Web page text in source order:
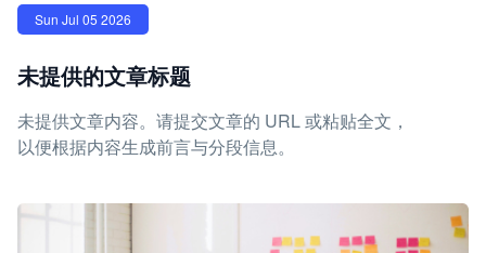
Sun Jul 05 2026
未提供的文章标题
未提供文章内容。请提交文章的 URL 或粘贴全文，
以便根据内容生成前言与分段信息。